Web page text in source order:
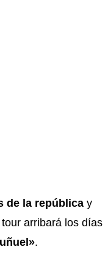
de la república y
arribará los días
.